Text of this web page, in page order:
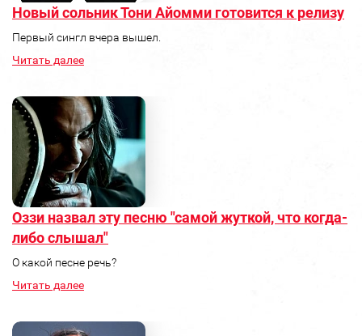
Новый сольник Тони Айомми готовится к релизу
Первый сингл вчера вышел.
Читать далее
Оззи назвал эту песню "самой жуткой, что когда-
либо слышал"
О какой песне речь?
Читать далее